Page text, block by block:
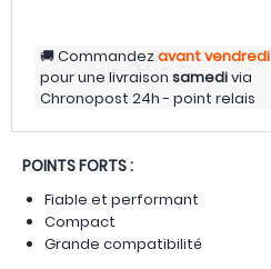
Commandezavant vendredi
pour une livraison samedivia
Chronopost 24h - point relais
POINTS FORTS :
Fiable et performant
Compact
Grande compatibilité